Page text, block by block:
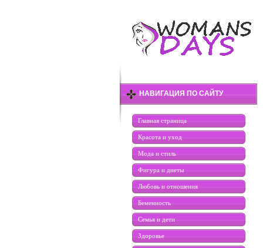
НАВИГАЦИЯ ПО САЙТУ
Главная страница
Красота и уход
Мода и стиль
Фигура и диеты
Любовь и отношения
Беменность
Семья и дети
Здоровье